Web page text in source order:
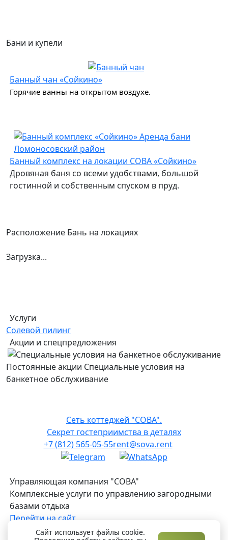
Бани и купели
Банный чан «Сойкино»
Горячие ванны на открытом воздухе.
Банный комплекс на локации СОВА «Сойкино»
Дровяная баня со всеми удобствами, большой
гостинной и собственным спуском в пруд.
Расположение Бань на локациях
Загрузка...
Услуги
Солевой пилинг
Акции и спецпредложения
Постоянные акции Специальные условия на
банкетное обслуживание
Сеть коттеджей "СОВА".
Секрет гостеприимства в деталях
+7 (812) 565-05-55rent@sova.rent
Управляющая компания "СОВА"
Комплексные услуги по управлению загородными
базами отдыха
Перейти на сайт
2026 © SOVA
Сайт использует файлы cookie.